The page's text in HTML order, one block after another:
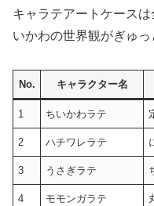
キャラテアートケース
いかわの世界観がぎゅっ
No. キャラクター名
1 ちいかわラテ
2 ハチワレラテ
3 うさぎラテ
4 モモンガラテ